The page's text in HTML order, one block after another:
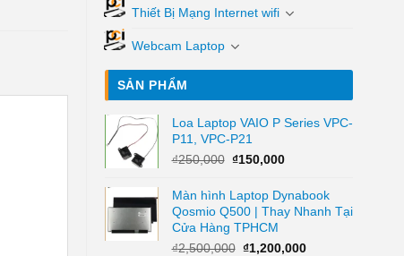
Thiết Bị Mạng Internet wifi
Webcam Laptop
SẢN PHẨM
Loa Laptop VAIO P Series VPC-
P11, VPC-P21
₫250,000 Giá
là:
₫250,000.
₫150,000Giá
tại
là:
₫150,000.
Màn hình Laptop Dynabook
Qosmio Q500 | Thay Nhanh Tại
Cửa Hàng TPHCM
₫2,500,000 Giá
₫1,200,000Giá